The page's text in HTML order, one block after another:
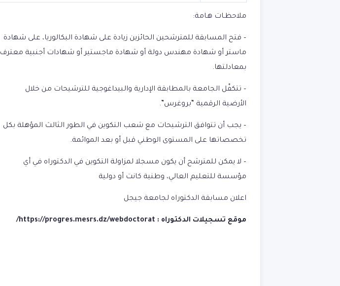
ملاحظـات هـامة:
– فتح المسابقة للمترشحين الحائزين زيادة على شهادة البكالوريا، على شهادة
ماستر أو شهادة مهندس دولة أو شهادة ماجستير أو شهادات أجنبية معترف
بمعادلتها.
– تتكفّل الجامعة بالمطابقة الإدارية والبيداغوجية للترشيحات من خلال
الأرضية الرقمية “بروغرس”.
– يجب أن تتوافق الترشيحات مع شعب التكوين في الطور الثالث المؤهلة بكل
تخصصاتها على المستوى الوطني قبل أو بعد الموائمة.
– لا يمكن للمترشح أن يكون مسجلا لمزاولة التكوين في الدكتوراه في أي
مؤسسة للتعليم العالي، وطنية كانت أو دولية
اعلان مسابقة الدكتوراه لجامعة جيجل
موقع تسجيلات الدكتوراه :